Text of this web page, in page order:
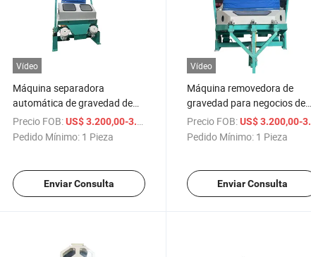
/ Pieza
Vídeo
Máquina separadora
automática de gravedad de
fácil operación con múltiples
propósitos
Precio FOB: US$ 3.200,00-3.400,00
/ Pieza
Pedido Mínimo: 1 Pieza
Enviar Consulta
Vídeo
Máquina removedora de
gravedad para negocios de
alta venta con fácil operación
Precio FOB: US$ 3.200,00-3.400,00
Pedido Mínimo: 1 Pieza
Enviar Consulta